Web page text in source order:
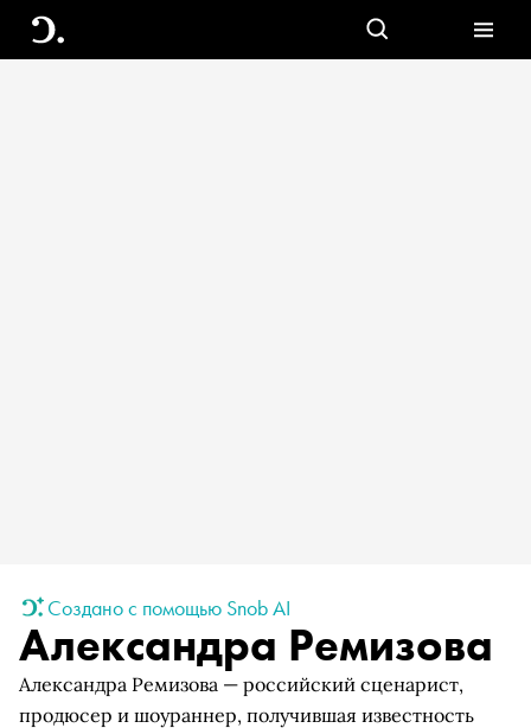
Создано с помощью Snob AI
Александра Ремизова
Александра Ремизова — российский сценарист,
продюсер и шоураннер, получившая известность